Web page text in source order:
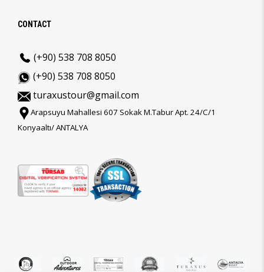
CONTACT
(+90) 538 708 8050
(+90) 538 708 8050
turaxustour@gmail.com
Arapsuyu Mahallesi 607 Sokak M.Tabur Apt. 24/C/1
Konyaaltı/ ANTALYA